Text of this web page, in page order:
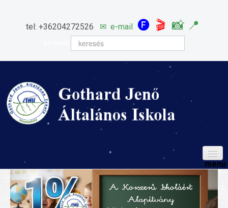
tel: +36204272526 ✉ e-mail 🅕 🎬 📸 📍
HÍREINK
ISKOLÁNK